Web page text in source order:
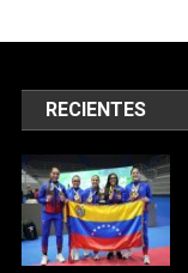
RECIENTES